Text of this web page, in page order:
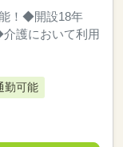
！◆開設18年
護において利用
勤可能